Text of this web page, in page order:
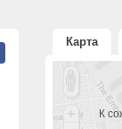
Карта
К